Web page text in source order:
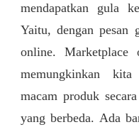
mendapatkan gula
Yaitu, dengan pesan
online. Marketplace
memungkinkan
macam produk
yang berbeda. Ada